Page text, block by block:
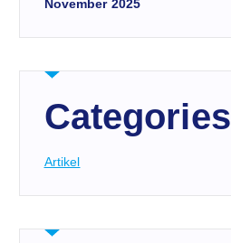
November 2025
Categories
Artikel